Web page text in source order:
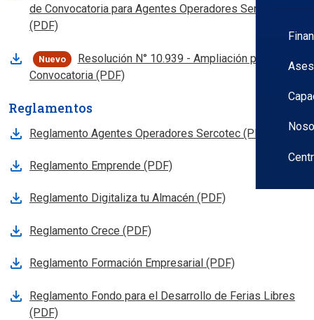
de Convocatoria para Agentes Operadores Sercotec
(PDF), abre en nueva pestana
Nuevo
Resolución N° 10.939 - Ampliación plazo
Convocatoria (PDF), abre en nueva pestana
Reglamentos
Reglamento Agentes Operadores Sercotec (PDF)
Reglamento Emprende (PDF)
Reglamento Digitaliza tu Almacén (PDF)
Reglamento Crece (PDF)
Reglamento Formación Empresarial (PDF)
Reglamento Fondo para el Desarrollo de Ferias Libres
(PDF)